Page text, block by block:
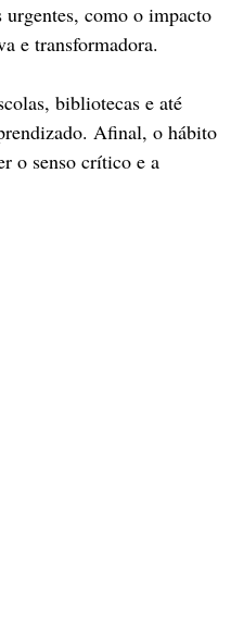
como o impacto
e transformadora.
bibliotecas e até
Afinal, o hábito
o senso crítico e a